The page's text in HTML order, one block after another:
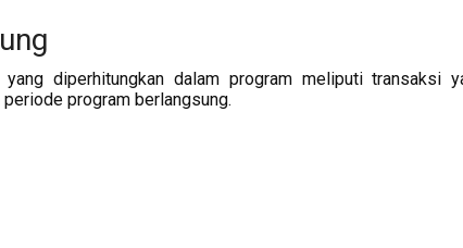
diperhitungkan dalam program meliputi transaksi
program berlangsung.